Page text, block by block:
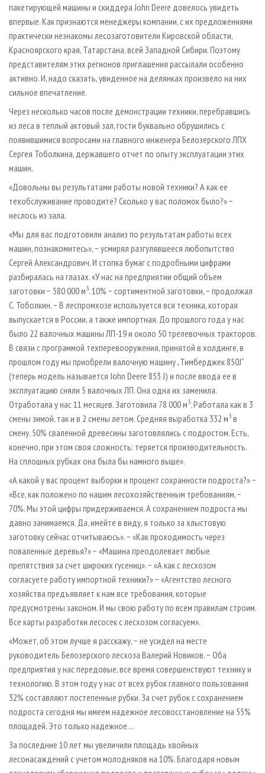
пакетирующей машины и скиддера John Deere довелось увидеть
впервые. Как признаются менеджеры компании, с их предложениями
практически незнакомы лесозаготовители Кировской области,
Красноярского края, Татарстана, всей Западной Сибири. Поэтому
представителям этих регионов приглашения рассылали особенно
активно. И, надо сказать, увиденное на делянках произвело на них
сильное впечатление.
Через несколько часов после демонстрации техники, перебравшись
из леса в теплый актовый зал, гости буквально обрушились с
появившимися вопросами на главного инженера Белозерского ЛПХ
Сергея Тоболкина, державшего отчет по опыту эксплуатации этих
машин.
«Довольны вы результатами работы новой техники? А как ее
техобслуживание проводите? Сколько у вас поломок было?» −
неслось из зала.
«Мы для вас подготовили анализ по результатам работы всех
машин, познакомитесь», − усмирял разгулявшееся любопытство
Сергей Александрович. И стопка бумаг с подробными цифрами
разбиралась на глазах. «У нас на предприятии общий объем
заготовки − 580 000 м3. 10% − сортиментной заготовки, − продолжал
С. Тоболкин. − В леспромхозе используется вся техника, которая
выпускается в России, а также импортная. До прошлого года у нас
было 22 валочных машины ЛП-19 и около 50 трелевочных тракторов.
В связи с программой техперевооружения, принятой в холдинге, в
прошлом году мы приобрели валочную машину „Тимберджек 850J“
(теперь модель называется John Deere 853 J) и после ввода ее в
эксплуатацию сняли 5 валочных ЛП. Она одна их заменила.
Отработала у нас 11 месяцев. Заготовила 78 000 м3. Работала как в 3
смены зимой, так и в 2 смены летом. Средняя выработка 332 м3 в
смену. 50% сваленной древесины заготовлялись с подростом. Есть,
конечно, при этом своя сложность: теряется производительность.
На сплошных рубках она была бы намного выше».
«А какой у вас процент выборки и процент сохранности подроста?» −
«Все, как положено по нашим лесохозяйственным требованиям, −
70%. Мы этой цифры придерживаемся. А сохранением подроста мы
давно занимаемся. Да, имейте в виду, я только за хлыстовую
заготовку сейчас отчитываюсь». − «Как проходимость через
поваленные деревья?» − «Машина преодолевает любые
препятствия за счет широких гусениц». − «А как с лесхозом
согласуете работу импортной техники?» − «Агентство лесного
хозяйства предъявляет к нам все требования, которые
предусмотрены законом. И мы свою работу по всем правилам строим.
Все карты разработки лесосек с лесхозом согласуем».
«Может, об этом лучше я расскажу, − не усидел на месте
руководитель Белозерского лесхоза Валерий Новиков. − Оба
предприятия у нас передовые, все время совершенствуют технику и
технологию. В этом году у нас от всех рубок главного пользования
32% составляют постепенные рубки. За счет рубок с сохранением
подроста сегодня мы имеем надежное лесовосстановление на 55%
площадей. Это только надежное…
За последние 10 лет мы увеличили площадь хвойных
лесонасаждений с учетом молодняков на 10%. Благодаря новым